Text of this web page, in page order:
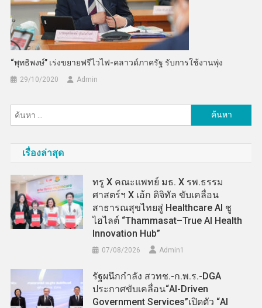
“พุทธิพงษ์” เร่งขยายฟรีไวไฟ-คลาวด์ภาครัฐ รับการใช้งานพุ่ง
29/10/2020 Admin
สำหรับ:
เรื่องล่าสุด
ทรู X คณะแพทย์ มธ. X รพ.ธรรม
ศาสตร์ฯ X เอ้ก ดิจิทัล ขับเคลื่อน
สาธารณสุขไทยสู่ Healthcare AI ชู
ไฮไลต์ “Thammasat–True AI Health
Innovation Hub”
07/08/2026 Admin​1
รัฐผนึกกำลัง สวทช.-ก.พ.ร.-DGA
ประกาศขับเคลื่อน“AI-Driven
Government Services”เปิดตัว “AI